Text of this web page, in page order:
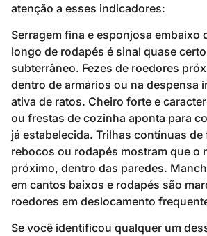
atenção a esses indicadores:
Serragem fina e esponjosa embaixo
longo de rodapés é sinal quase
subterrâneo. Fezes de roedores
dentro de armários ou na despensa
ativa de ratos. Cheiro forte e
ou frestas de cozinha aponta para
já estabelecida. Trilhas contínuas de
rebocos ou rodapés mostram que o
próximo, dentro das paredes.
em cantos baixos e rodapés são
roedores em deslocamento
Se você identificou qualquer um